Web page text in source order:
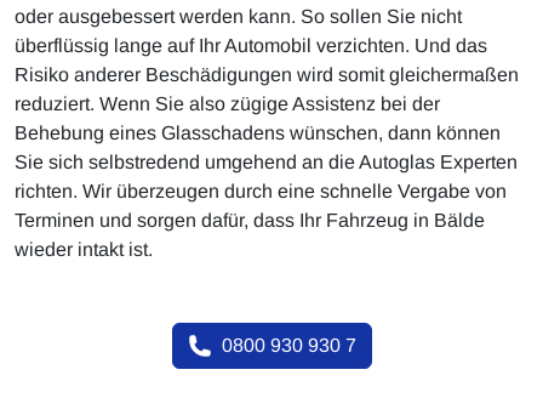
oder ausgebessert werden kann. So sollen Sie nicht
überflüssig lange auf Ihr Automobil verzichten. Und das
Risiko anderer Beschädigungen wird somit gleichermaßen
reduziert. Wenn Sie also zügige Assistenz bei der
Behebung eines Glasschadens wünschen, dann können
Sie sich selbstredend umgehend an die Autoglas Experten
richten. Wir überzeugen durch eine schnelle Vergabe von
Terminen und sorgen dafür, dass Ihr Fahrzeug in Bälde
wieder intakt ist.
0800 930 930 7